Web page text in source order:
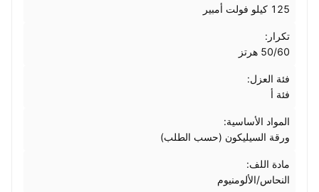
125 كيلو فولت أمبير
تكرار:
50/60 هرتز
فئة العزل:
فئة أ
المواد الأساسية:
ورقة السيليكون (حسب الطلب)
مادة اللف:
النحاس/الألومنيوم